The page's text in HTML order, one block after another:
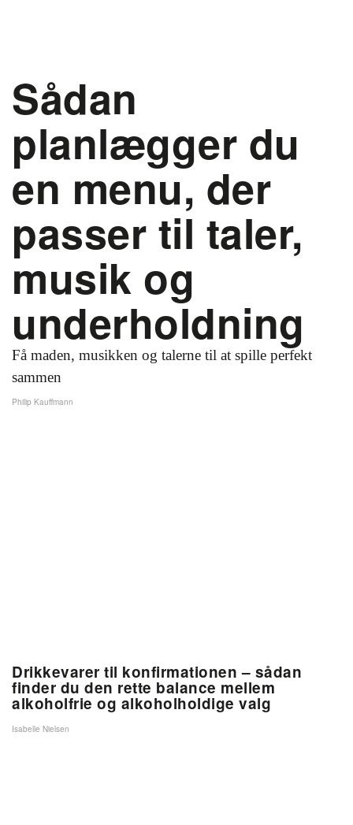
Sådan
planlægger du
en menu, der
passer til taler,
musik og
underholdning
Få maden, musikken og talerne til at spille perfekt
sammen
Philip Kauffmann
Drikkevarer til konfirmationen – sådan
finder du den rette balance mellem
alkoholfrie og alkoholholdige valg
Isabelle Nielsen